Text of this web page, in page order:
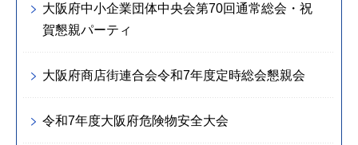
大阪府中小企業団体中央会第70回通常総会・祝
賀懇親パーティ
大阪府商店街連合会令和7年度定時総会懇親会
令和7年度大阪府危険物安全大会